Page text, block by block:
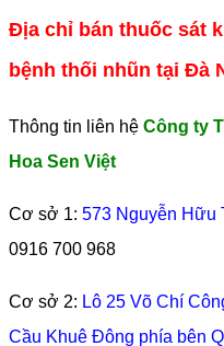
Địa chỉ bán thuốc sát
bệnh thối nhũn tại Đà
Thông tin liên hệ Công ty
Hoa Sen Việt
Cơ sở 1: 573 Nguyễn Hữu
0916 700 968
Cơ sở 2: Lô 25 Võ Chí
Cầu Khuê Đông phía bên